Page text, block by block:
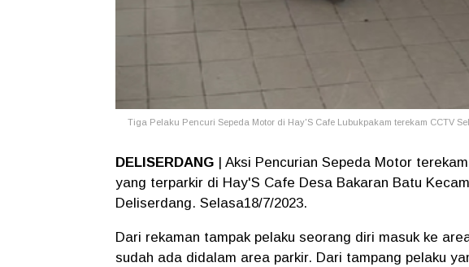
Tiga Pelaku Pencuri Sepeda Motor di Hay'S Cafe Lubukpakam terekam CCTV
DELISERDANG | Aksi Pencurian Sepeda Motor
yang terparkir di Hay'S Cafe Desa Bakaran Batu
Deliserdang. Selasa18/7/2023.
Dari rekaman tampak pelaku seorang diri masuk ke
sudah ada didalam area parkir. Dari tampang pelaku